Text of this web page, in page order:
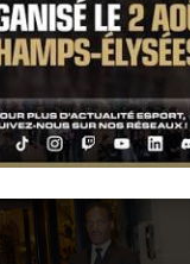
BY COMITÉ MONTAIGNE